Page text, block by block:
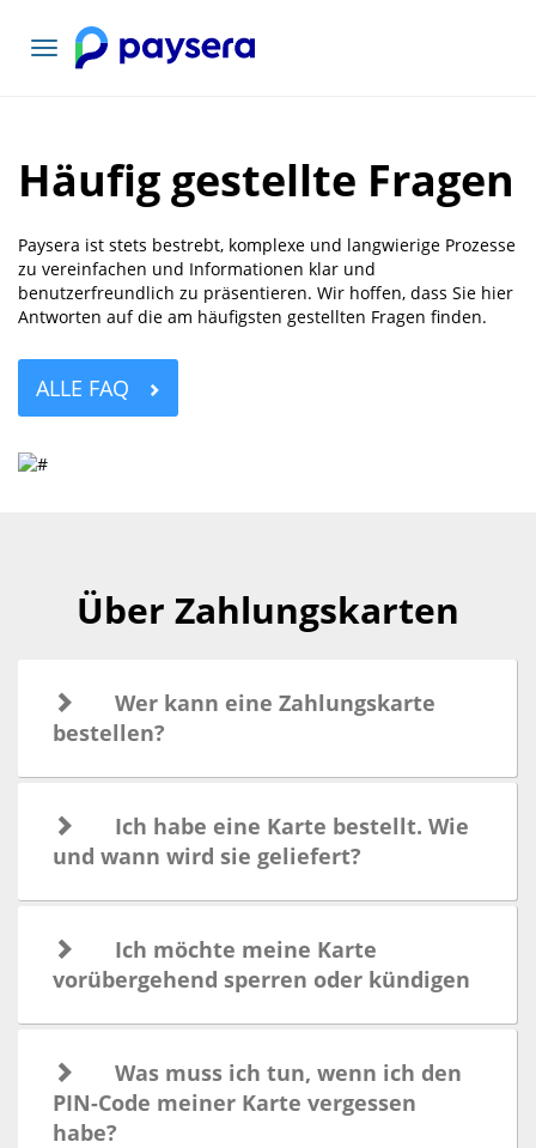
Toggle
navigation
Häufig gestellte Fragen
Paysera ist stets bestrebt, komplexe und langwierige Prozesse
zu vereinfachen und Informationen klar und
benutzerfreundlich zu präsentieren. Wir hoffen, dass Sie hier
Antworten auf die am häufigsten gestellten Fragen finden.
ALLE FAQ
Über Zahlungskarten
Wer kann eine Zahlungskarte
bestellen?
Ich habe eine Karte bestellt. Wie
und wann wird sie geliefert?
Ich möchte meine Karte
vorübergehend sperren oder kündigen
Was muss ich tun, wenn ich den
PIN-Code meiner Karte vergessen
habe?